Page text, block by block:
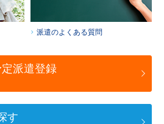
派遣のよくある質問
派遣登録
す